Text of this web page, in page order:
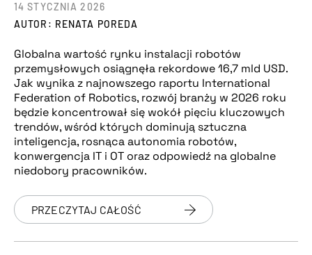
AUTOR: RENATA POREDA
14 STYCZNIA 2026
Globalna wartość rynku instalacji robotów
przemysłowych osiągnęła rekordowe 16,7 mld USD.
Jak wynika z najnowszego raportu International
Federation of Robotics, rozwój branży w 2026 roku
będzie koncentrował się wokół pięciu kluczowych
trendów, wśród których dominują sztuczna
inteligencja, rosnąca autonomia robotów,
konwergencja IT i OT oraz odpowiedź na globalne
niedobory pracowników.
PRZECZYTAJ CAŁOŚĆ